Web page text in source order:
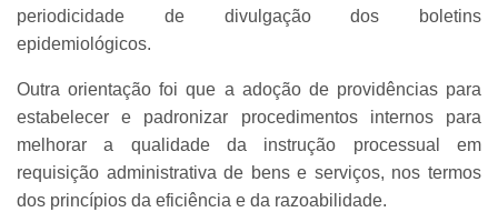
periodicidade de divulgação dos boletins
epidemiológicos.
Outra orientação foi que a adoção de providências para
estabelecer e padronizar procedimentos internos para
melhorar a qualidade da instrução processual em
requisição administrativa de bens e serviços, nos termos
dos princípios da eficiência e da razoabilidade.